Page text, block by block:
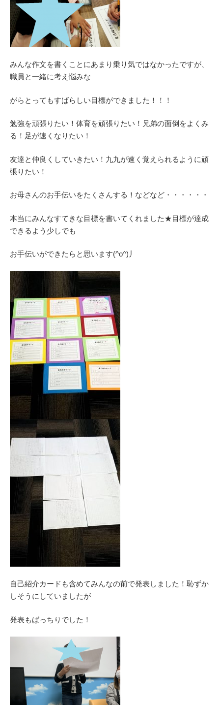
みんな作文を書くことにあまり乗り気ではなかったですが、
職員と一緒に考え悩みな
がらとってもすばらしい目標ができました！！！
勉強を頑張りたい！体育を頑張りたい！兄弟の面倒をよくみ
る！足が速くなりたい！
友達と仲良くしていきたい！九九が速く覚えられるように頑
張りたい！
お母さんのお手伝いをたくさんする！などなど・・・・・・
本当にみんなすてきな目標を書いてくれました★目標が達成
できるよう少しでも
お手伝いができたらと思います(^o^)丿
自己紹介カードも含めてみんなの前で発表しました！恥ずか
しそうにしていましたが
発表もばっちりでした！